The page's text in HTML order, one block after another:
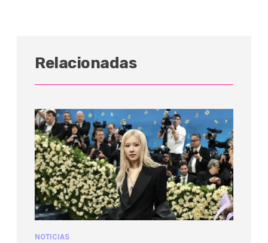
Relacionadas
NOTICIAS